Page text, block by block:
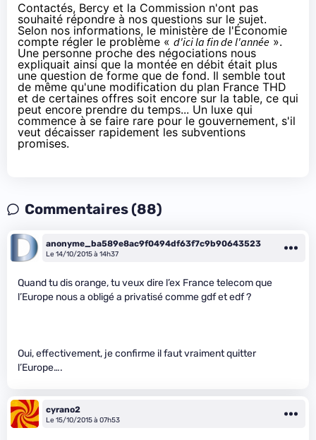
Contactés, Bercy et la Commission n'ont pas
souhaité répondre à nos questions sur le sujet.
Selon nos informations, le ministère de l'Économie
compte régler le problème « d'ici la fin de l'année ».
Une personne proche des négociations nous
expliquait ainsi que la montée en débit était plus
une question de forme que de fond. Il semble tout
de même qu'une modification du plan France THD
et de certaines offres soit encore sur la table, ce qui
peut encore prendre du temps... Un luxe qui
commence à se faire rare pour le gouvernement, s'il
veut décaisser rapidement les subventions
promises.
Commentaires (88)
anonyme_ba589e8ac9f0494df63f7c9b90643523
Le 14/10/2015 à 14h37
Quand tu dis orange, tu veux dire l’ex France telecom que
l’Europe nous a obligé a privatisé comme gdf et edf ?
Oui, effectivement, je confirme il faut vraiment quitter
l’Europe….
cyrano2
Le 15/10/2015 à 07h53